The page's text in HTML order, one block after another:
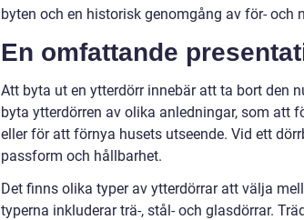
byten och en historisk genomgång av för- och
En omfattande
Att byta ut en ytterdörr innebär att ta bort den
byta ytterdörren av olika anledningar, som att
eller för att förnya husets utseende. Vid ett
passform och hållbarhet.
Det finns olika typer av ytterdörrar att välja
typerna inkluderar trä-, stål- och glasdörrar.